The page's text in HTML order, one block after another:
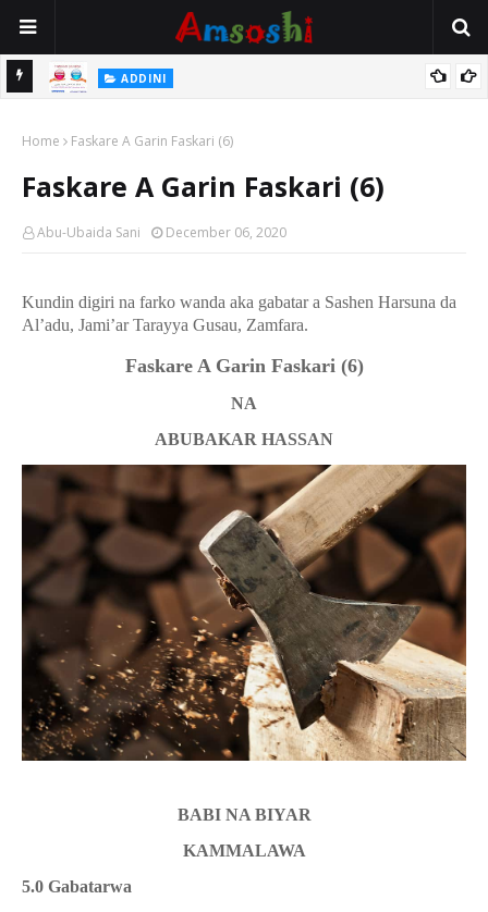
ADDINI
Home Faskare A Garin Faskari (6)
Faskare A Garin Faskari (6)
Abu-Ubaida Sani December 06, 2020
Kundin digiri na farko wanda aka gabatar a Sashen Harsuna da
Al’adu, Jami’ar Tarayya Gusau, Zamfara.
Faskare A Garin Faskari(6)
NA
ABUBAKAR HASSAN
BABI NA BIYAR
KAMMALAWA
5.0 Gabatarwa